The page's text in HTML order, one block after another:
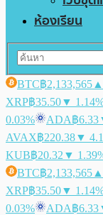
ห้องเรียน
BTC฿2,133,565
XRP฿35.50▼
0.03%
ADA฿6.33
AVAX฿220.38▼
KUB฿20.32 ▼
BTC฿2,133,565
XRP฿35.50▼
0.03%
ADA฿6.33